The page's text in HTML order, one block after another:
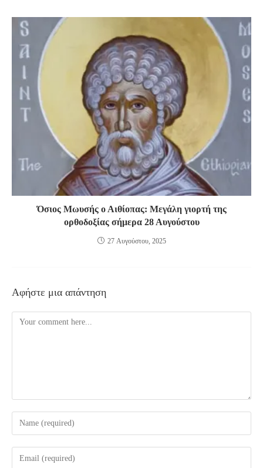
Όσιος Μωυσής ο Αιθίοπας: Μεγάλη γιορτή της
ορθοδοξίας σήμερα 28 Αυγούστου
27 Αυγούστου, 2025
Αφήστε μια απάντηση
Comment
Enter
your
name
Enter